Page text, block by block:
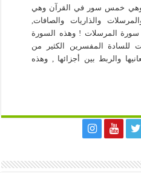
وهي خمس سور في القرآن وهي
والذاريات والصافات,
سورة المرسلات ! وهذه السورة
للسادة المفسرين الكثير من
والربط بين أجزائها , وهذه